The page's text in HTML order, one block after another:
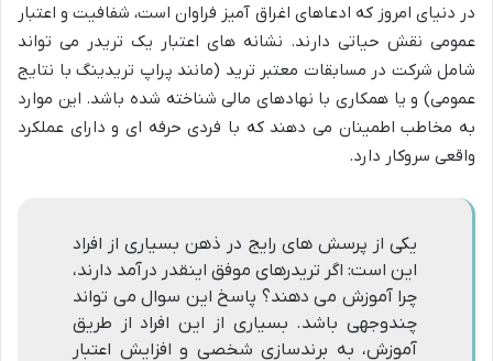
در دنیای امروز که ادعاهای اغراق آمیز فراوان است، شفافیت و اعتبار
عمومی نقش حیاتی دارند. نشانه های اعتبار یک تریدر می تواند
شامل شرکت در مسابقات معتبر ترید (مانند پراپ تریدینگ با نتایج
عمومی) و یا همکاری با نهادهای مالی شناخته شده باشد. این موارد
به مخاطب اطمینان می دهند که با فردی حرفه ای و دارای عملکرد
واقعی سروکار دارد.
یکی از پرسش های رایج در ذهن بسیاری از افراد
این است: اگر تریدرهای موفق اینقدر درآمد دارند،
چرا آموزش می دهند؟ پاسخ این سوال می تواند
چندوجهی باشد. بسیاری از این افراد از طریق
آموزش، به برندسازی شخصی و افزایش اعتبار